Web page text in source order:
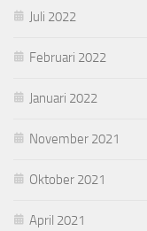
Juli 2022
Februari 2022
Januari 2022
November 2021
Oktober 2021
April 2021